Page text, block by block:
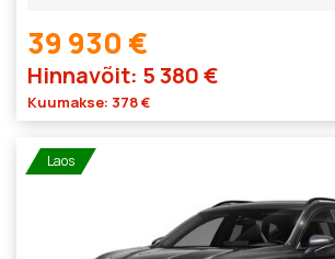
39 930 €
Hinnavõit: 5 380 €
Kuumakse: 378 €
Laos